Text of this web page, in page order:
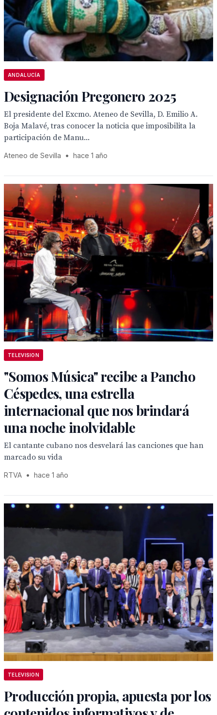
ANDALUCÍA
Designación Pregonero 2025
El presidente del Excmo. Ateneo de Sevilla, D. Emilio A.
Boja Malavé, tras conocer la noticia que imposibilita la
participación de Manu...
Ateneo de Sevilla • hace 1 año
TELEVISION
"Somos Música" recibe a Pancho
Céspedes, una estrella
internacional que nos brindará
una noche inolvidable
El cantante cubano nos desvelará las canciones que han
marcado su vida
RTVA • hace 1 año
TELEVISION
Producción propia, apuesta por los